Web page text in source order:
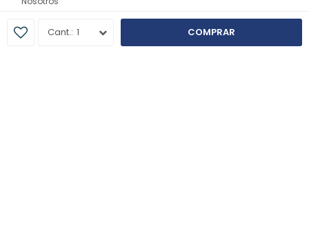
1 COMPRAR